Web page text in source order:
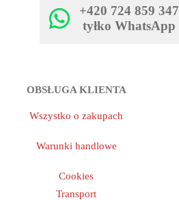
+420 724 859 347
tyłko WhatsApp
OBSŁUGA KLIENTA
Wszystko o zakupach
Warunki handlowe
Cookies
Transport